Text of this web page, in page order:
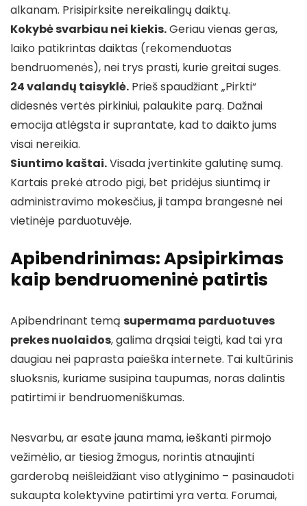
alkanam. Prisipirksite nereikalingų daiktų.
Kokybė svarbiau nei kiekis.Geriau vienas geras,
laiko patikrintas daiktas (rekomenduotas
bendruomenės), nei trys prasti, kurie greitai suges.
24 valandų taisyklė. Prieš spaudžiant „Pirkti“
didesnės vertės pirkiniui, palaukite parą. Dažnai
emocija atlėgsta ir suprantate, kad to daikto jums
visai nereikia.
Siuntimo kaštai.Visada įvertinkite galutinę sumą.
Kartais prekė atrodo pigi, bet pridėjus siuntimą ir
administravimo mokesčius, ji tampa brangesnė nei
vietinėje parduotuvėje.
Apibendrinimas: Apsipirkimas
kaip bendruomeninė patirtis
Apibendrinant temą supermama parduotuves
prekes nuolaidos, galima drąsiai teigti, kad tai yra
daugiau nei paprasta paieška internete. Tai kultūrinis
sluoksnis, kuriame susipina taupumas, noras dalintis
patirtimi ir bendruomeniškumas.
Nesvarbu, ar esate jauna mama, ieškanti pirmojo
vežimėlio, ar tiesiog žmogus, norintis atnaujinti
garderobą neišleidžiant viso atlyginimo – pasinaudoti
sukaupta kolektyvine patirtimi yra verta. Forumai,